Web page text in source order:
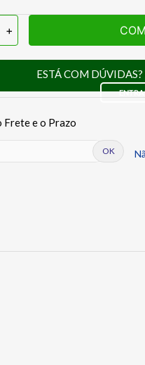
+
ESTÁ COM